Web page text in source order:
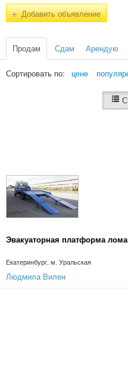
+Добавить объявление
Продам Сдам Арендую
Сортировать по: цене
Эвакуаторная платформа
Екатеринбург, м. Уральская
Людмила Вилен